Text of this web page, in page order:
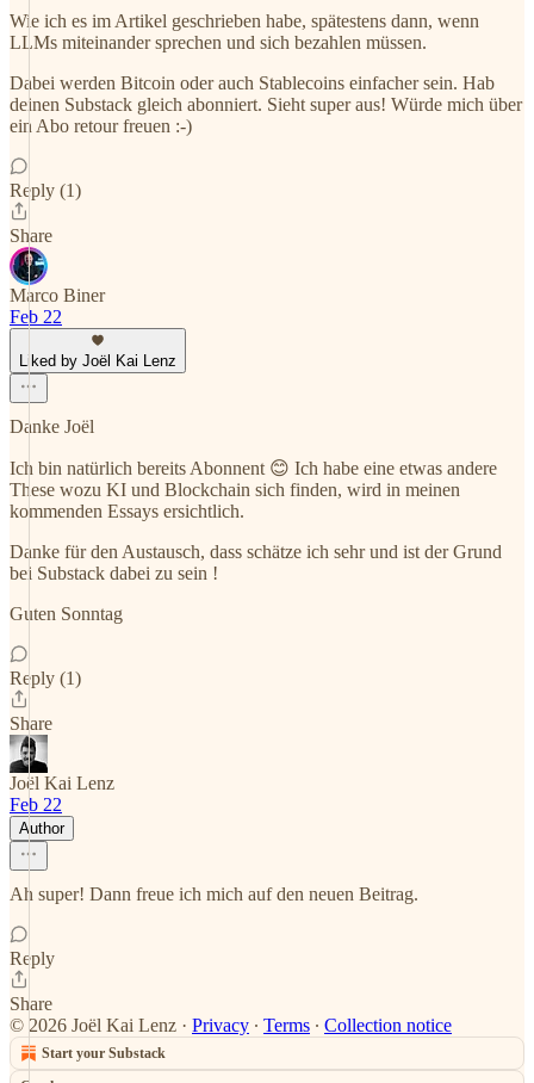
Wie ich es im Artikel geschrieben habe, spätestens dann, wenn
LLMs miteinander sprechen und sich bezahlen müssen.
Dabei werden Bitcoin oder auch Stablecoins einfacher sein. Hab
deinen Substack gleich abonniert. Sieht super aus! Würde mich über
ein Abo retour freuen :-)
Reply (1)
Share
Marco Biner
Feb 22
Liked by Joël Kai Lenz
Danke Joël
Ich bin natürlich bereits Abonnent 😊 Ich habe eine etwas andere
These wozu KI und Blockchain sich finden, wird in meinen
kommenden Essays ersichtlich.
Danke für den Austausch, dass schätze ich sehr und ist der Grund
bei Substack dabei zu sein !
Guten Sonntag
Reply (1)
Share
Joël Kai Lenz
Feb 22
Author
Ah super! Dann freue ich mich auf den neuen Beitrag.
Reply
Share
© 2026 Joël Kai Lenz · Privacy ∙ Terms ∙ Collection notice
Start your Substack